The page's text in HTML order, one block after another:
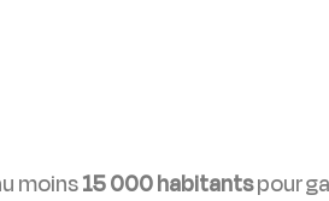
moins15 000 habitantspour